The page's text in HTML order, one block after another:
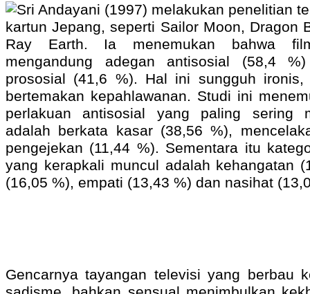
Sri Andayani (1997) melakukan penelitian
kartun Jepang, seperti Sailor Moon, Dragon
Ray Earth. Ia menemukan bahwa
mengandung adegan antisosial (58,4
prososial (41,6 %). Hal ini sungguh
bertemakan kepahlawanan. Studi ini
perlakuan antisosial yang paling sering
adalah berkata kasar (38,56 %),
pengejekan (11,44 %). Sementara itu
yang kerapkali muncul adalah kehangatan
(16,05 %), empati (13,43 %) dan nasihat
Gencarnya tayangan televisi yang berbau